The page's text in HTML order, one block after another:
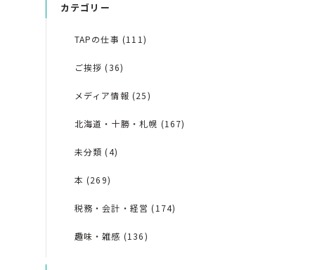
カテゴリー
TAPの仕事 (111)
ご挨拶 (36)
メディア情報 (25)
北海道・十勝・札幌 (167)
未分類 (4)
本 (269)
税務・会計・経営 (174)
趣味・雑感 (136)